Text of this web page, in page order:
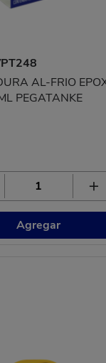
AL-FRIO
PEGATANKE
Agregar